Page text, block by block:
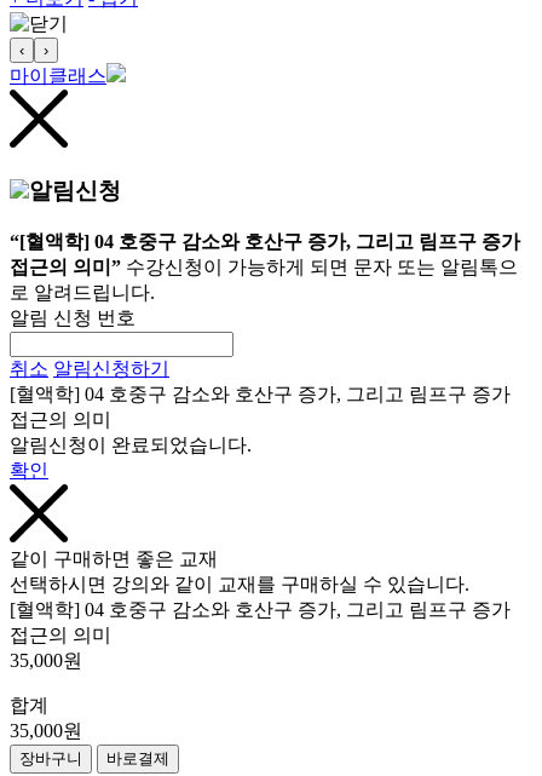
‹ ›
마이클래스
알림신청
“[혈액학] 04 호중구 감소와 호산구 증가, 그리고 림프구 증가
접근의 의미” 수강신청이 가능하게 되면 문자 또는 알림톡으
로 알려드립니다.
알림 신청 번호
취소 알림신청하기
[혈액학] 04 호중구 감소와 호산구 증가, 그리고 림프구 증가
접근의 의미
알림신청이 완료되었습니다.
확인
같이 구매하면 좋은 교재
선택하시면 강의와 같이 교재를 구매하실 수 있습니다.
[혈액학] 04 호중구 감소와 호산구 증가, 그리고 림프구 증가
접근의 의미
35,000원
합계
35,000원
장바구니 바로결제